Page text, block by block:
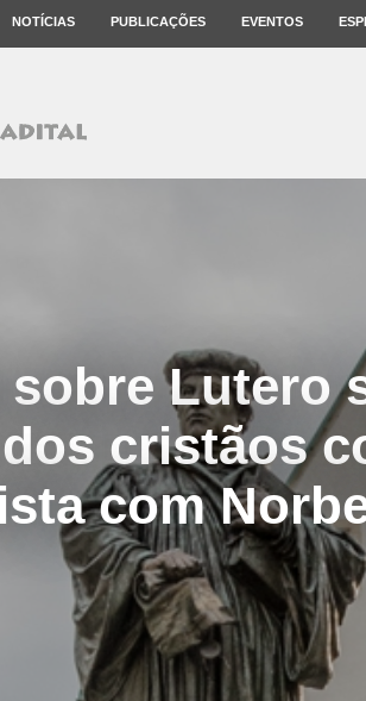
NOTÍCIAS PUBLICAÇÕES EVENTOS
Lutero
cristãos
com